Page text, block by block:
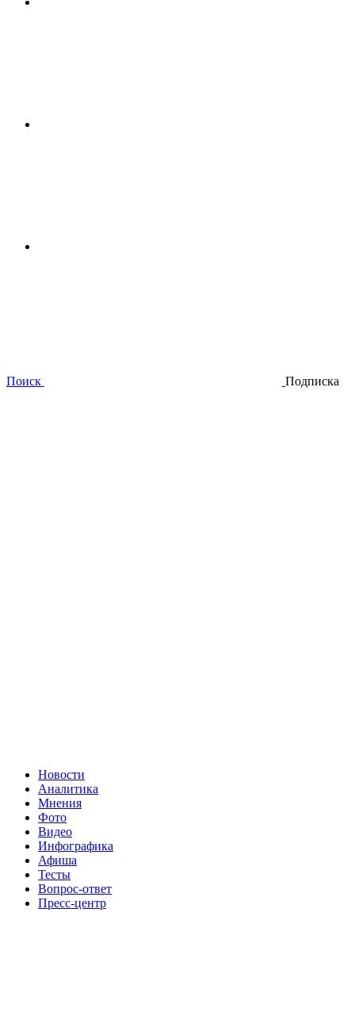
Поиск Подписка
Новости
Аналитика
Мнения
Фото
Видео
Инфографика
Афиша
Тесты
Вопрос-ответ
Пресс-центр